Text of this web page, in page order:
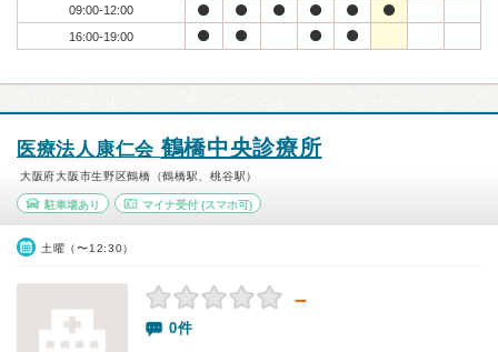
09:00-12:00
16:00-19:00
医療法人康仁会鶴橋中央診療所
大阪府大阪市生野区鶴橋（鶴橋駅、桃谷駅）
駐車場あり マイナ受付(スマホ可)
土曜（〜12:30）
－
0件